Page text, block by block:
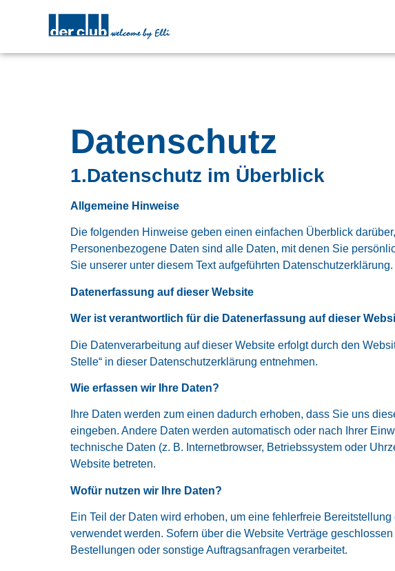
Datenschutz
1.Datenschutz im Überblick
Allgemeine Hinweise
Die folgenden Hinweise geben einen einfachen Überblick
Personenbezogene Daten sind alle Daten, mit denen Sie
Sie unserer unter diesem Text aufgeführten Datenschutzerklärung.
Datenerfassung auf dieser Website
Wer ist verantwortlich für die Datenerfassung auf dieser
Die Datenverarbeitung auf dieser Website erfolgt durch den
Stelle“ in dieser Datenschutzerklärung entnehmen.
Wie erfassen wir Ihre Daten?
Ihre Daten werden zum einen dadurch erhoben, dass Sie uns
eingeben. Andere Daten werden automatisch oder nach Ihrer
technische Daten (z. B. Internetbrowser, Betriebssystem oder
Website betreten.
Wofür nutzen wir Ihre Daten?
Ein Teil der Daten wird erhoben, um eine fehlerfreie
verwendet werden. Sofern über die Website Verträge
Bestellungen oder sonstige Auftragsanfragen verarbeitet.